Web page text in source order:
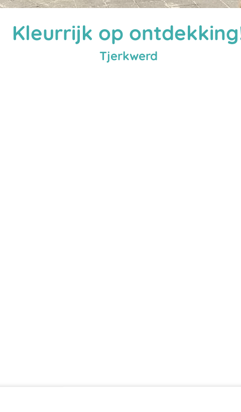
Kleurrijk op
Tjerkwerd